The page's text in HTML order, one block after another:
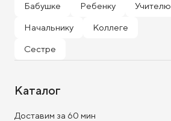
Бабушке Ребенку Учителю
Начальнику Коллеге
Сестре
Каталог
Доставим за 60 мин